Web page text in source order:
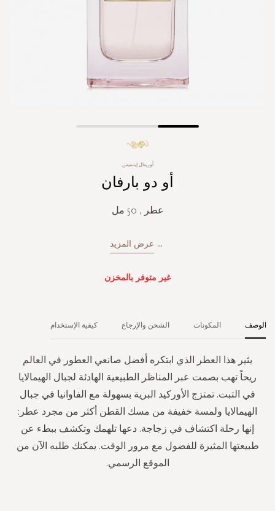
أورينتال إيسنيس
أو دو بارفان
عطر , 50 مل
... عرض المزيد
غير متوفر بالمخزن
الوصف
يثير هذا العطر الذي ابتكره أفضل صانعي العطور في العالم
ريحاً تهب بصمت عبر المناظر الطبيعية الهادئة لجبال الهيمالايا
في التبت. تمتزج الأوركيد البرية بسهولة مع الفاوانيا في جبال
الهيمالايا ولمسة خفيفة من مسك القطن أكثر من مجرد عطر:
إنها رحلة اكتشاف في زجاجة. دعها تلهمك وتكشف ببطء عن
طبيعتها المثيرة للفضول مع مرور الوقت. يمكنك طلبه الآن من
الموقع الرسمي.
المكونات الشحن والإرجاع كيفية الإستخدام